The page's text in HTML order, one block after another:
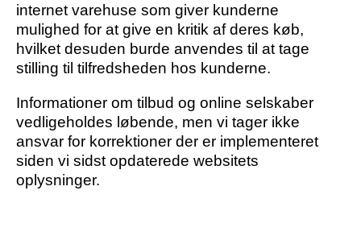
internet varehuse som giver kunderne
mulighed for at give en kritik af deres køb,
hvilket desuden burde anvendes til at tage
stilling til tilfredsheden hos kunderne.
Informationer om tilbud og online selskaber
vedligeholdes løbende, men vi tager ikke
ansvar for korrektioner der er implementeret
siden vi sidst opdaterede websitets
oplysninger.